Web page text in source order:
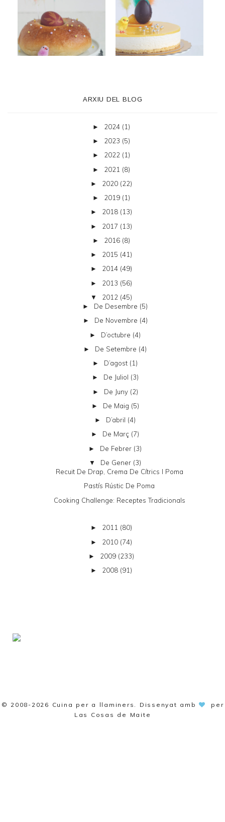
ARXIU DEL BLOG
► 2024 (1)
► 2023 (5)
► 2022 (1)
► 2021 (8)
► 2020 (22)
► 2019 (1)
► 2018 (13)
► 2017 (13)
► 2016 (8)
► 2015 (41)
► 2014 (49)
► 2013 (56)
▼ 2012 (45)
► De Desembre (5)
► De Novembre (4)
► D’octubre (4)
► De Setembre (4)
► D’agost (1)
► De Juliol (3)
► De Juny (2)
► De Maig (5)
► D’abril (4)
► De Març (7)
► De Febrer (3)
▼ De Gener (3)
Recuit De Drap, Crema De Cítrics I Poma
Pastís Rústic De Poma
Cooking Challenge: Receptes Tradicionals
► 2011 (80)
► 2010 (74)
► 2009 (233)
► 2008 (91)
© 2008-2026 Cuina per a llaminers . Dissenyat amb
per
Las Cosas de Maite